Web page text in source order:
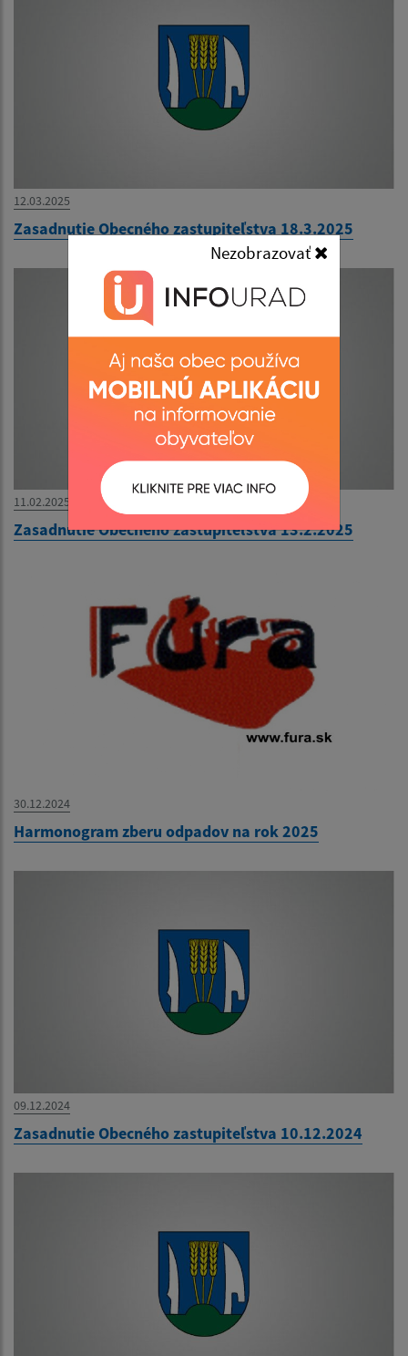
Nezobrazovať
12.03.2025
Zasadnutie Obecného zastupiteľstva 18.3.2025
11.02.2025
Zasadnutie Obecného zastupiteľstva 13.2.2025
30.12.2024
Harmonogram zberu odpadov na rok 2025
09.12.2024
Zasadnutie Obecného zastupiteľstva 10.12.2024